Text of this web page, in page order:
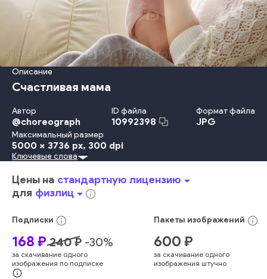
Описание
Счастливая мама
Автор
@choreograph
ID файла
10992398
Формат файла
JPG
Максимальный размер
5000 x 3736 px, 300 dpi
Красота Travel Locations
Женщины Образ Жизни Девочки Любовь
Держать
Мать Родитель
В Помещении
Интерьер Дома
Играть
Обнимать Малыш Любящий Спальня Два Человека
Европейского Происхождения
Девочки-Младенцы
девочка
Ключевые слова
Цены на стандартную лицензиюarrow_drop_down
для физлицarrow_drop_downinfo_outline
Подписки info_outline
168 ₽ 240₽ -30%
за скачивание одного
изображения по подписке
info_outline
Пакеты изображений info_outline
600 ₽
за скачивание одного
изображения штучно